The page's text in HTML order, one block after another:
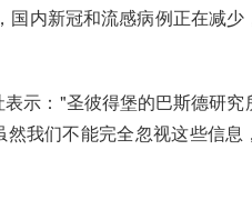
内新冠和流感病例正在减少
示："圣彼得堡的巴斯德研究
我们不能完全忽视这些信息